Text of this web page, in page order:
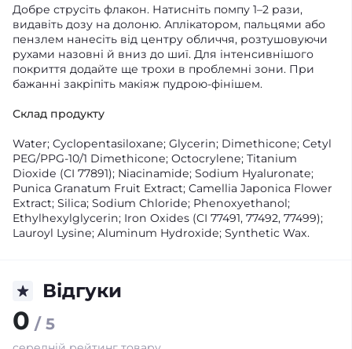
Добре струсіть флакон. Натисніть помпу 1–2 рази,
видавіть дозу на долоню. Аплікатором, пальцями або
пензлем нанесіть від центру обличчя, розтушовуючи
рухами назовні й вниз до шиї. Для інтенсивнішого
покриття додайте ще трохи в проблемні зони. При
бажанні закріпіть макіяж пудрою-фінішем.
Склад продукту
Water; Cyclopentasiloxane; Glycerin; Dimethicone; Cetyl
PEG/PPG-10/1 Dimethicone; Octocrylene; Titanium
Dioxide (CI 77891); Niacinamide; Sodium Hyaluronate;
Punica Granatum Fruit Extract; Camellia Japonica Flower
Extract; Silica; Sodium Chloride; Phenoxyethanol;
Ethylhexylglycerin; Iron Oxides (CI 77491, 77492, 77499);
Lauroyl Lysine; Aluminum Hydroxide; Synthetic Wax.
Відгуки
0 / 5